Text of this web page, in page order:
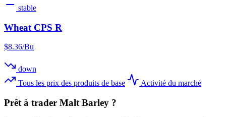
stable
Wheat CPS R
$8.36/Bu
down
Tous les prix des produits de base
Activité du marché
Prêt à trader Malt Barley ?